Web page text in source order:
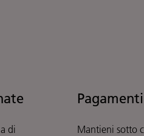
di
Mantieni sotto